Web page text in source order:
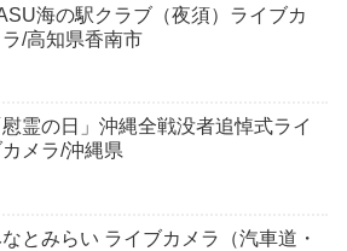
海の駅クラブ（夜須）ライブカ
ラ/高知県香南市
慰霊の日」沖縄全戦没者追悼式ライ
メラ/沖縄県
とみらい ライブカメラ（汽車道・